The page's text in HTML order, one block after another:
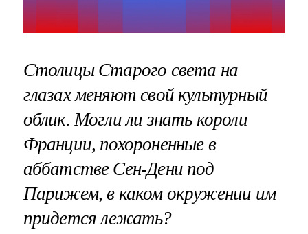
Столицы Старого света на
глазах меняют свой культурный
облик. Могли ли знать короли
Франции, похороненные в
аббатстве Сен-Дени под
Парижем, в каком окружении им
придется лежать?